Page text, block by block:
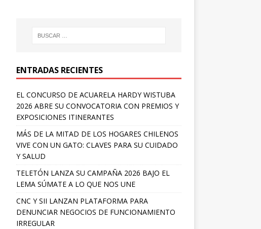
ENTRADAS RECIENTES
EL CONCURSO DE ACUARELA HARDY WISTUBA
2026 ABRE SU CONVOCATORIA CON PREMIOS Y
EXPOSICIONES ITINERANTES
MÁS DE LA MITAD DE LOS HOGARES CHILENOS
VIVE CON UN GATO: CLAVES PARA SU CUIDADO
Y SALUD
TELETÓN LANZA SU CAMPAÑA 2026 BAJO EL
LEMA SÚMATE A LO QUE NOS UNE
CNC Y SII LANZAN PLATAFORMA PARA
DENUNCIAR NEGOCIOS DE FUNCIONAMIENTO
IRREGULAR